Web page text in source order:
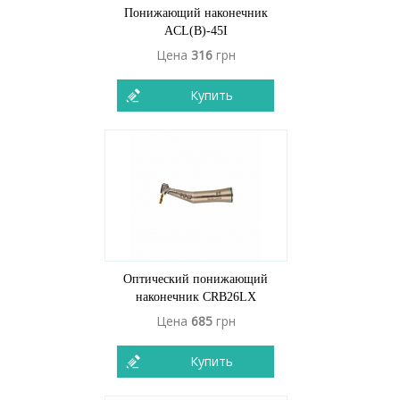
Понижающий наконечник
ACL(B)-45I
Цена 316грн
Купить
Оптический понижающий
наконечник CRB26LX
Цена 685грн
Купить